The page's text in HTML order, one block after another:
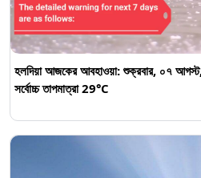
হলদিয়া আজকের আবহাওয়া: শুক্রবার, ০৭ আগস্ট,
সর্বোচ্চ তাপমাত্রা 29°C